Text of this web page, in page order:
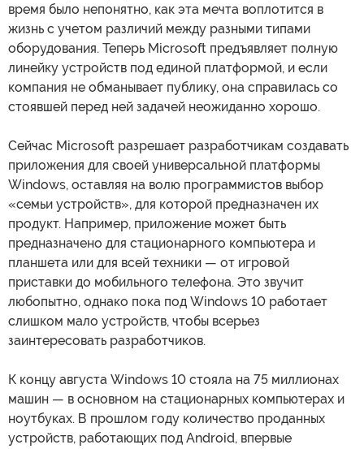
время было непонятно, как эта мечта воплотится в
жизнь с учетом различий между разными типами
оборудования. Теперь Microsoft предъявляет полную
линейку устройств под единой платформой, и если
компания не обманывает публику, она справилась со
стоявшей перед ней задачей неожиданно хорошо.
Сейчас Microsoft разрешает разработчикам создавать
приложения для своей универсальной платформы
Windows, оставляя на волю программистов выбор
«семьи устройств», для которой предназначен их
продукт. Например, приложение может быть
предназначено для стационарного компьютера и
планшета или для всей техники — от игровой
приставки до мобильного телефона. Это звучит
любопытно, однако пока под Windows 10 работает
слишком мало устройств, чтобы всерьез
заинтересовать разработчиков.
К концу августа Windows 10 стояла на 75 миллионах
машин — в основном на стационарных компьютерах и
ноутбуках. В прошлом году количество проданных
устройств, работающих под Android, впервые